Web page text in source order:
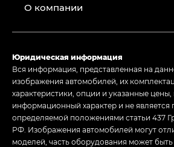
О компании
Юридическая информация
Вся информация, представленная на
изображения автомобилей, их
характеристики, опции и указанные
информационный характер и не является
определяемой положениями статьи 437
РФ. Изображения автомобилей могут
моделей, часть оборудования может